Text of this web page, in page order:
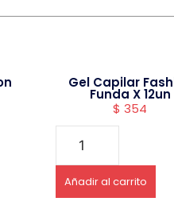
Gel Capilar
Funda X 12un
$ 354
Añadir al carrito